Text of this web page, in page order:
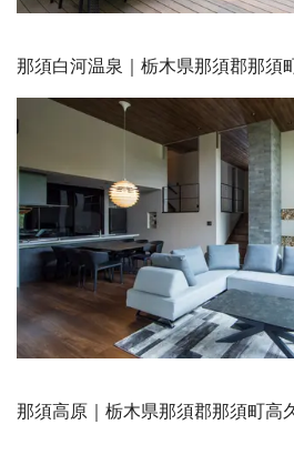
那須白河温泉｜栃木県那須郡那須
那須高原｜栃木県那須郡那須町高